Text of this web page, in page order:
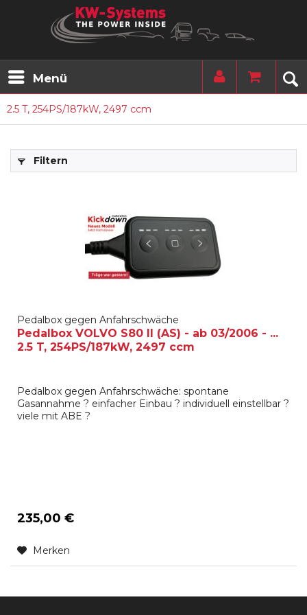
Menü
2.5 T, 254PS/187kW, 2497 ccm
Filtern
Pedalbox gegen Anfahrschwäche
Pedalbox VOLVO S80 II (AS) - ab 03/2006 - ...
2.5 T, 254PS/187kW, 2497 ccm
Pedalbox gegen Anfahrschwäche: spontane
Gasannahme ? einfacher Einbau ? individuell einstellbar ?
viele mit ABE ?
235,00 €
Merken